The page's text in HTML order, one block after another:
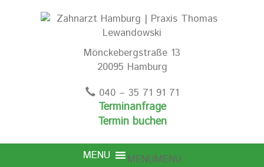
Mönckebergstraße 13
20095 Hamburg
040 – 35 71 91 71
Terminanfrage
Termin buchen
MENUMENU